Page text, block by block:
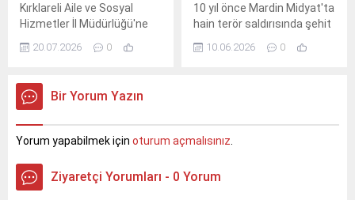
Kırklareli Aile ve Sosyal
Hizmetler İl Müdürlüğü'ne
nezaket ziyareti
isimle bir araya geldi.
Görüşmede insan odaklı
geliştirilmesi için iş birliği
vurgusu yapıldı. Yeni
müdürün, şehirdeki sosyal
projelere ivme
20.07.2026 0
10 yıl önce Mardin Midyat'ta
hain terör saldırısında şehit
Çetin Özsoy, Edirne'deki
10.06.2026 0
Bir Yorum Yazın
Yorum yapabilmek için oturum açmalısınız
Ziyaretçi Yorumları - 0 Yorum